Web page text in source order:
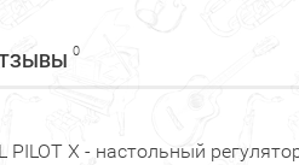
0
PILOT X - настольный